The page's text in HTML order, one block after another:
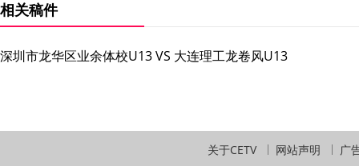
相关稿件
深圳市龙华区业余体校U13 VS 大连理工龙卷风U13
关于CETV 网站声明 广